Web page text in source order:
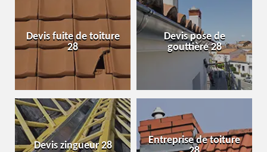
Devis fuite de toiture
28
Devis pose de
gouttière 28
Devis zingueur 28
Entreprise de toiture